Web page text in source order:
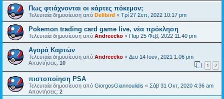
Πως φτιάχνονται οι κάρτες πόκεμον;
Τελευταία δημοσίευση από Delibird « Τρί 27 Σεπ, 2022 10:17 pm
Pokemon trading card game live, νέα πρόκληση
Τελευταία δημοσίευση από Andreecko « Παρ 25 Φεβ, 2022 11:40 pm
Αγορά Καρτών
Τελευταία δημοσίευση από Andreecko « Δευ 14 Ιουν, 2021 1:06 pm
Απαντήσεις: 10 1 2
πιστοποίηση PSA
Τελευταία δημοσίευση από GiorgosGiannoulidis « Σάβ 31 Οκτ, 2020 4:36 am
Απαντήσεις: 2